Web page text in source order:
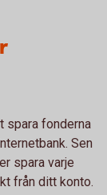
spara fonderna
Sen
spara varje
från ditt konto.